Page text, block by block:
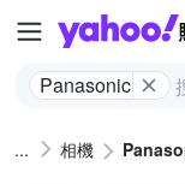
Panasonic
相機